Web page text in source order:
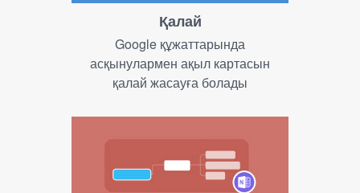
Қалай
Google құжаттарында
асқынулармен ақыл картасын
қалай жасауға болады